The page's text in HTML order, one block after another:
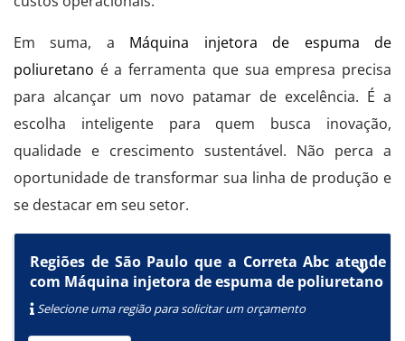
Em suma, a Máquina injetora de espuma de
poliuretano é a ferramenta que sua empresa precisa
para alcançar um novo patamar de excelência. É a
escolha inteligente para quem busca inovação,
qualidade e crescimento sustentável. Não perca a
oportunidade de transformar sua linha de produção e
se destacar em seu setor.
Regiões de São Paulo que a Correta Abc atende
com Máquina injetora de espuma de poliuretano
Selecione uma região para solicitar um orçamento